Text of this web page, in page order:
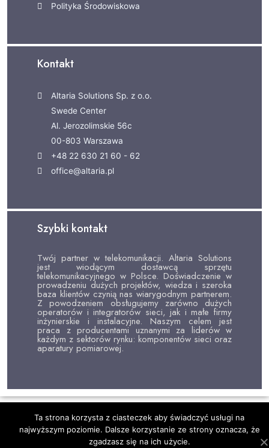
Polityka Środowiskowa
Kontakt
Altaria Solutions Sp. z o.o.
Swede Center
Al. Jerozolimskie 56c
00-803 Warszawa
+48 22 630 21 60 - 62
office@altaria.pl
Szybki kontakt
Twój partner w telekomunikacji. Altaria Solutions
jest wiodącym dostawcą sprzętu
telekomunikacyjnego w Polsce. Doświadczenie w
prowadzeniu dużych projektów, wiedza i szeroka
baza klientów czynią nas wiarygodnym partnerem.
Z powodzeniem obsługujemy zarówno dużych
operatorów i integratorów sieci, jak i małe firmy
inżynierskie i instalacyjne. Naszym celem jest
praca z producentami uznanymi za liderów w
każdym z sektorów rynku: komponentów sieci oraz
aparatury pomiarowej.
Ta strona korzysta z ciasteczek aby świadczyć usługi na
najwyższym poziomie. Dalsze korzystanie ze strony oznacza, że
zgadzasz się na ich użycie.